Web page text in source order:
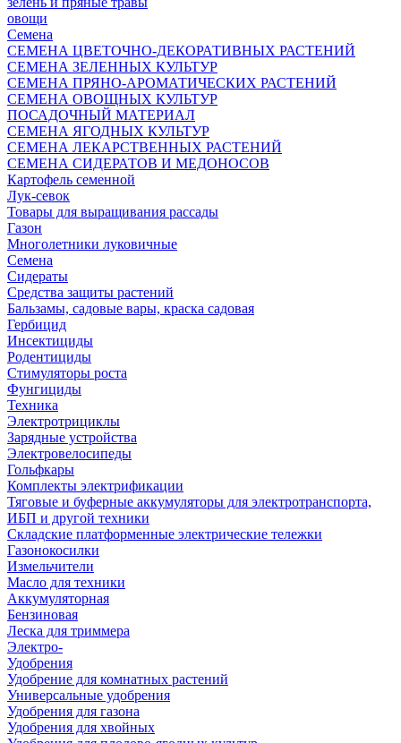
овощи
Семена
СЕМЕНА ЦВЕТОЧНО-ДЕКОРАТИВНЫХ РАСТЕНИЙ
СЕМЕНА ЗЕЛЕННЫХ КУЛЬТУР
СЕМЕНА ПРЯНО-АРОМАТИЧЕСКИХ РАСТЕНИЙ
СЕМЕНА ОВОЩНЫХ КУЛЬТУР
ПОСАДОЧНЫЙ МАТЕРИАЛ
СЕМЕНА ЯГОДНЫХ КУЛЬТУР
СЕМЕНА ЛЕКАРСТВЕННЫХ РАСТЕНИЙ
СЕМЕНА СИДЕРАТОВ И МЕДОНОСОВ
Картофель семенной
Лук-севок
Товары для выращивания рассады
Газон
Многолетники луковичные
Семена
Сидераты
Средства защиты растений
Бальзамы, садовые вары, краска садовая
Гербицид
Инсектициды
Родентициды
Стимуляторы роста
Фунгициды
Техника
Электротрициклы
Зарядные устройства
Электровелосипеды
Гольфкары
Комплекты электрификации
Тяговые и буферные аккумуляторы для электротранспорта,
ИБП и другой техники
Складские платформенные электрические тележки
Газонокосилки
Измельчители
Масло для техники
Аккумуляторная
Бензиновая
Леска для триммера
Электро-
Удобрения
Удобрение для комнатных растений
Универсальные удобрения
Удобрения для газона
Удобрения для хвойных